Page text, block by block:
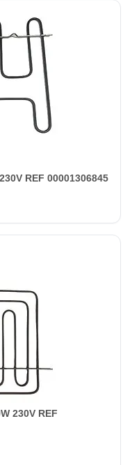
REF 00001306845
230V REF